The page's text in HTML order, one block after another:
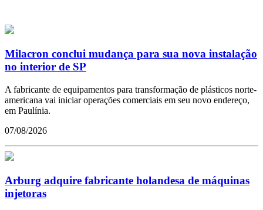
Milacron conclui mudança para sua nova instalação
no interior de SP
A fabricante de equipamentos para transformação de plásticos norte-
americana vai iniciar operações comerciais em seu novo endereço,
em Paulínia.
07/08/2026
Arburg adquire fabricante holandesa de máquinas
injetoras